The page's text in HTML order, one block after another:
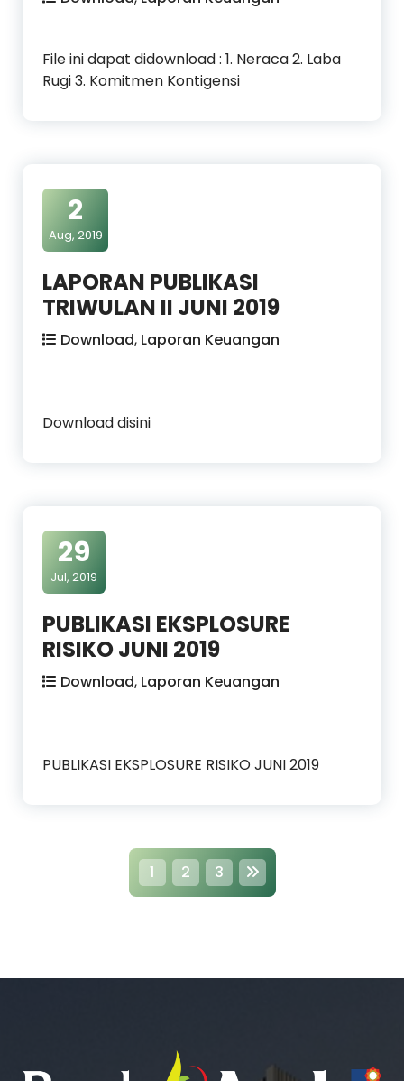
File ini dapat didownload : 1. Neraca 2. Laba
Rugi 3. Komitmen Kontigensi
2
Aug, 2019
LAPORAN PUBLIKASI
TRIWULAN II JUNI 2019
Download, Laporan Keuangan
Download disini
29
Jul, 2019
PUBLIKASI EKSPLOSURE
RISIKO JUNI 2019
Download, Laporan Keuangan
PUBLIKASI EKSPLOSURE RISIKO JUNI 2019
P
o
s
1 2 3